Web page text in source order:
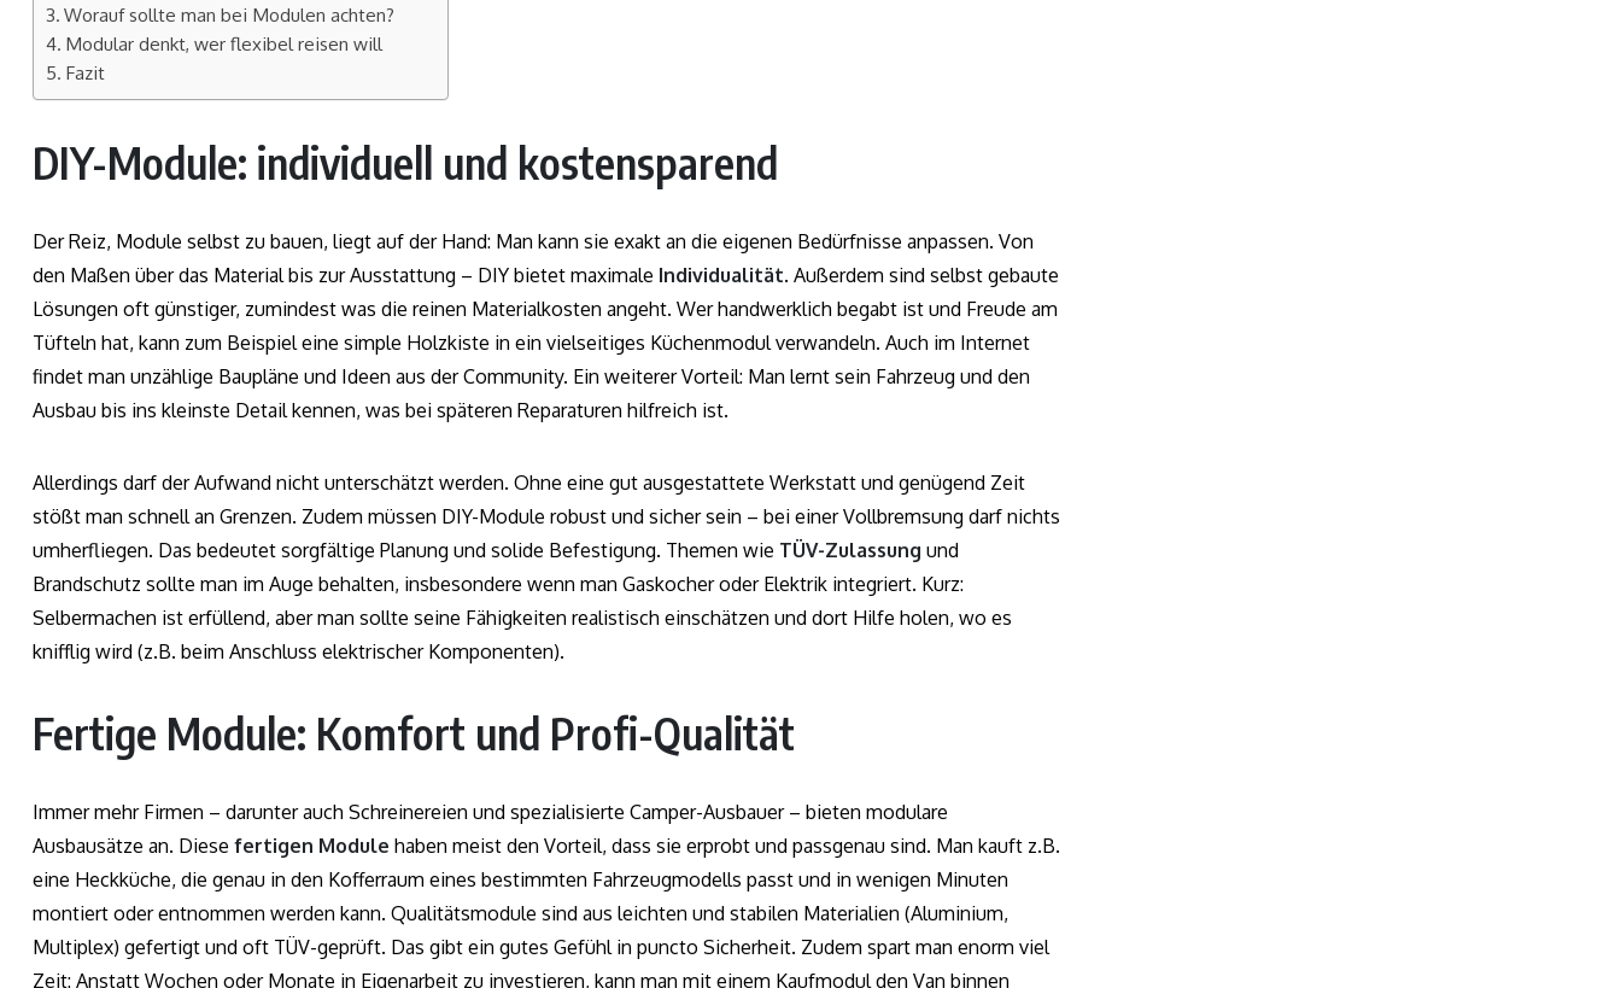
Worauf sollte man bei Modulen achten?
Modular denkt, wer flexibel reisen will
Fazit
DIY-Module: individuell und kostensparend
Der Reiz, Module selbst zu bauen, liegt auf der Hand: Man kann sie exakt an die eigenen Bedürfnisse anpassen. Von
den Maßen über das Material bis zur Ausstattung – DIY bietet maximale Individualität. Außerdem sind selbst gebaute
Lösungen oft günstiger, zumindest was die reinen Materialkosten angeht. Wer handwerklich begabt ist und Freude am
Tüfteln hat, kann zum Beispiel eine simple Holzkiste in ein vielseitiges Küchenmodul verwandeln. Auch im Internet
findet man unzählige Baupläne und Ideen aus der Community. Ein weiterer Vorteil: Man lernt sein Fahrzeug und den
Ausbau bis ins kleinste Detail kennen, was bei späteren Reparaturen hilfreich ist.
Allerdings darf der Aufwand nicht unterschätzt werden. Ohne eine gut ausgestattete Werkstatt und genügend Zeit
stößt man schnell an Grenzen. Zudem müssen DIY-Module robust und sicher sein – bei einer Vollbremsung darf nichts
umherfliegen. Das bedeutet sorgfältige Planung und solide Befestigung. Themen wie TÜV-Zulassung und
Brandschutz sollte man im Auge behalten, insbesondere wenn man Gaskocher oder Elektrik integriert. Kurz:
Selbermachen ist erfüllend, aber man sollte seine Fähigkeiten realistisch einschätzen und dort Hilfe holen, wo es
knifflig wird (z.B. beim Anschluss elektrischer Komponenten).
Fertige Module: Komfort und Profi-Qualität
Immer mehr Firmen – darunter auch Schreinereien und spezialisierte Camper-Ausbauer – bieten modulare
Ausbausätze an. Diese fertigen Module haben meist den Vorteil, dass sie erprobt und passgenau sind. Man kauft z.B.
eine Heckküche, die genau in den Kofferraum eines bestimmten Fahrzeugmodells passt und in wenigen Minuten
montiert oder entnommen werden kann. Qualitätsmodule sind aus leichten und stabilen Materialien (Aluminium,
Multiplex) gefertigt und oft TÜV-geprüft. Das gibt ein gutes Gefühl in puncto Sicherheit. Zudem spart man enorm viel
Zeit: Anstatt Wochen oder Monate in Eigenarbeit zu investieren, kann man mit einem Kaufmodul den Van binnen